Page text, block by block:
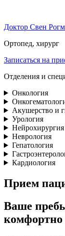
Доктор Свен
Ортопед, хирург
Записаться на
Отделения и
Онкология
Акушерство и
Урология
Нейрохирургия
Неврология
Гепатология
Кардиология
Прием
Ваше
комфортно